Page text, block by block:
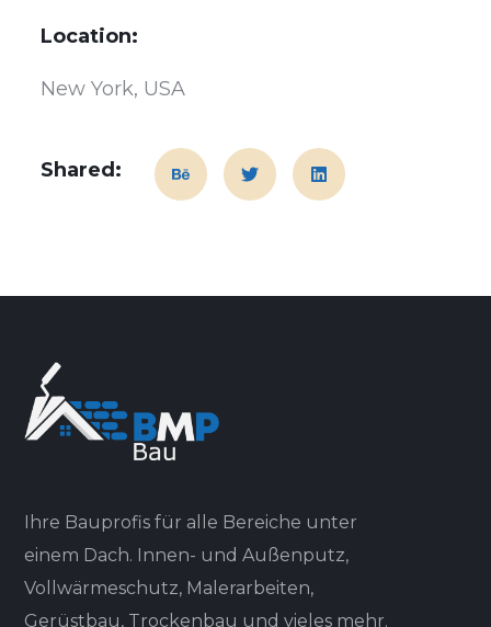
Location:
New York, USA
Shared:
Ihre Bauprofis für alle Bereiche unter
einem Dach. Innen- und Außenputz,
Vollwärmeschutz, Malerarbeiten,
Gerüstbau, Trockenbau und vieles mehr.